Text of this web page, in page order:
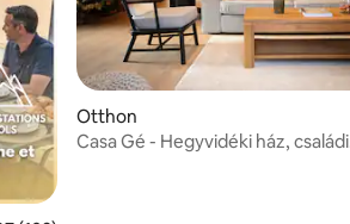
Otthon
Casa Gé - Hegyvidéki ház, családi